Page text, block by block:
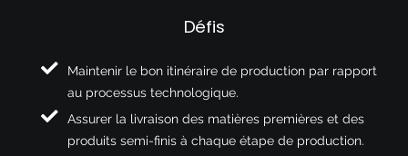
Défis
Maintenir le bon itinéraire de production par rapport
au processus technologique.
Assurer la livraison des matières premières et des
produits semi-finis à chaque étape de production.